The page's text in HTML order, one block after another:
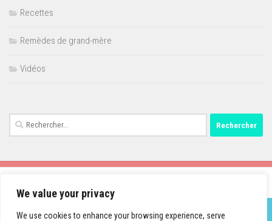
We value your privacy
We use cookies to enhance your browsing experience, serve
Recettes
Remèdes de grand-mère
Vidéos
Rechercher :